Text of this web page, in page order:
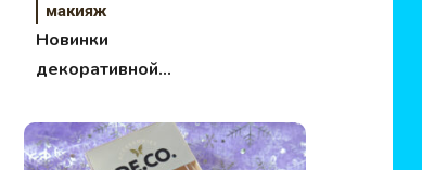
макияж
Новинки
декоративной